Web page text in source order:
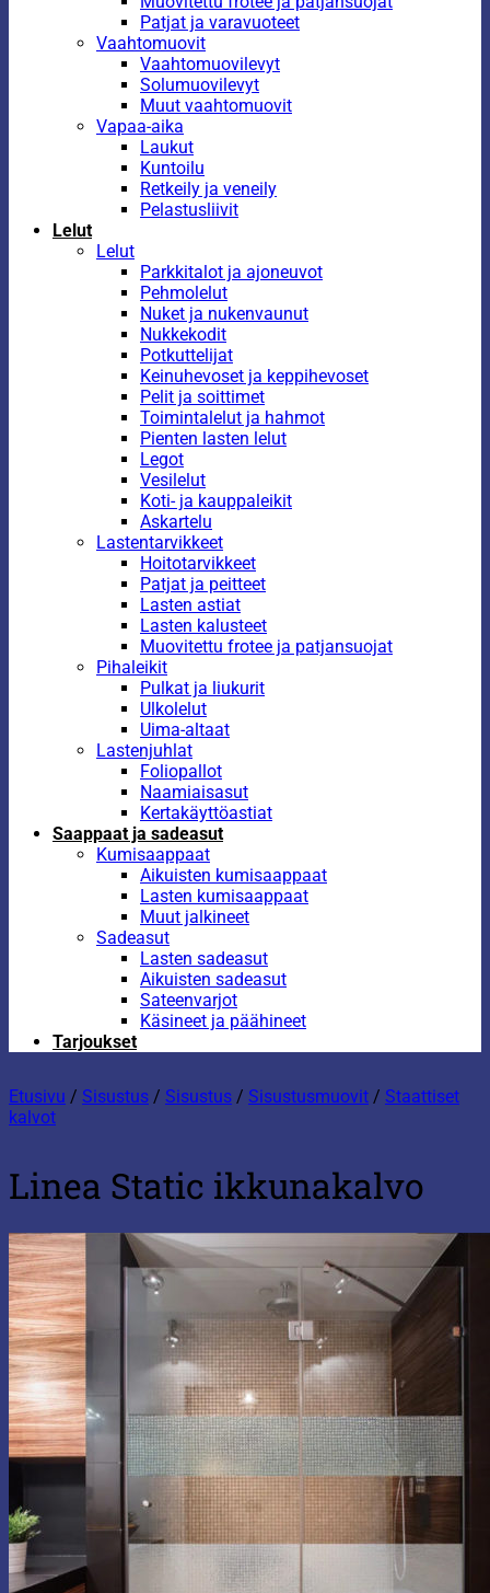
Patjat ja varavuoteet
Vaahtomuovit
Vaahtomuovilevyt
Solumuovilevyt
Muut vaahtomuovit
Vapaa-aika
Laukut
Kuntoilu
Retkeily ja veneily
Pelastusliivit
Lelut
Lelut
Parkkitalot ja ajoneuvot
Pehmolelut
Nuket ja nukenvaunut
Nukkekodit
Potkuttelijat
Keinuhevoset ja keppihevoset
Pelit ja soittimet
Toimintalelut ja hahmot
Pienten lasten lelut
Legot
Vesilelut
Koti- ja kauppaleikit
Askartelu
Lastentarvikkeet
Hoitotarvikkeet
Patjat ja peitteet
Lasten astiat
Lasten kalusteet
Muovitettu frotee ja patjansuojat
Pihaleikit
Pulkat ja liukurit
Ulkolelut
Uima-altaat
Lastenjuhlat
Foliopallot
Naamiaisasut
Kertakäyttöastiat
Saappaat ja sadeasut
Kumisaappaat
Aikuisten kumisaappaat
Lasten kumisaappaat
Muut jalkineet
Sadeasut
Lasten sadeasut
Aikuisten sadeasut
Sateenvarjot
Käsineet ja päähineet
Tarjoukset
Etusivu / Sisustus / Sisustus / Sisustusmuovit / Staattiset
kalvot
Linea Static ikkunakalvo